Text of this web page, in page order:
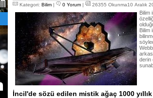
Kategori: Bilim | 0 Yorum | 26355 Okunma10 Aralık
Bilim
Bilim
derin
İncil'de sözü edilen mistik ağaç 1000